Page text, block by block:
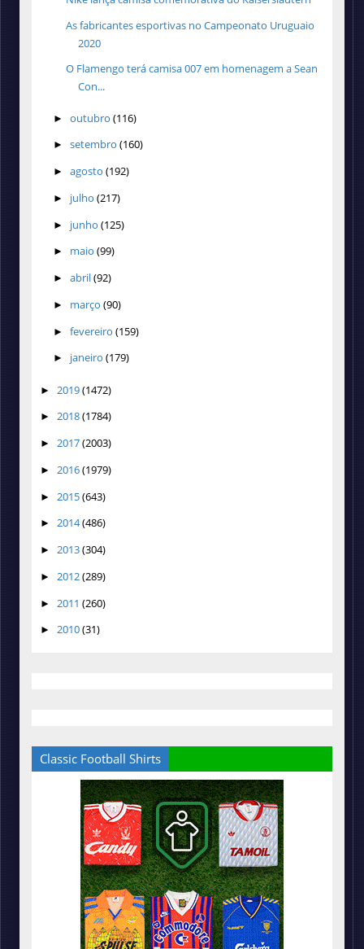
As fabricantes esportivas no Campeonato Uruguaio
2020
O Flamengo terá camisa 007 em homenagem a Sean
Con...
► outubro (116)
► setembro (160)
► agosto (192)
► julho (217)
► junho (125)
► maio (99)
► abril(92)
► março (90)
► fevereiro (159)
► janeiro (179)
► 2019(1472)
► 2018(1784)
► 2017(2003)
► 2016(1979)
► 2015(643)
► 2014(486)
► 2013(304)
► 2012(289)
► 2011 (260)
► 2010(31)
Classic Football Shirts